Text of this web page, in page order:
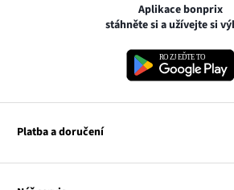
Aplikace bonprix
stáhněte si a užívejte si
Platba a doručení